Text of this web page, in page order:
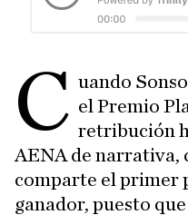
C uando
el Premio
retribución
AENA de narrativa,
comparte el primer
ganador, puesto